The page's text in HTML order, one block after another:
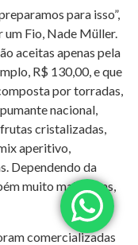
para isso”,
Fio, Nade Müller.
aceitas apenas pela
R$ 130,00, e que
por torradas,
nacional,
cristalizadas,
aperitivo,
Dependendo da
muito mais caras,
comercializadas